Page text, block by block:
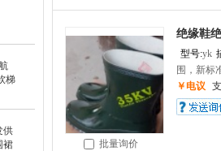
梯
供
裙
批量询价
绝缘鞋
型号:yk
围，新标
￥电议